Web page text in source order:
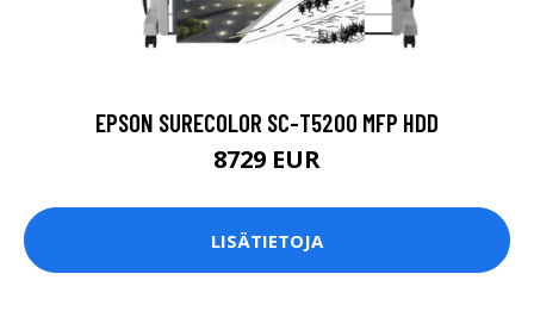
EPSON SURECOLOR SC-T5200 MFP HDD
8729 EUR
LISÄTIETOJA